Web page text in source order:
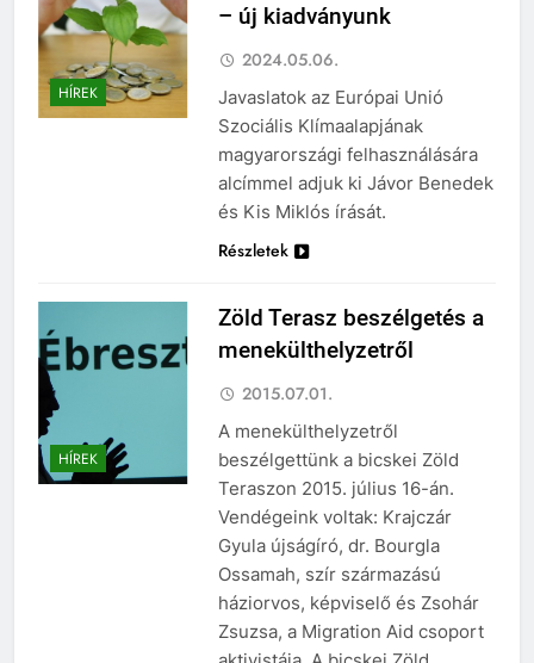
HÍREK
– új kiadványunk
2024.05.06.
Javaslatok az Európai Unió
Szociális Klímaalapjának
magyarországi felhasználására
alcímmel adjuk ki Jávor Benedek
és Kis Miklós írását.
Részletek
HÍREK
Zöld Terasz beszélgetés a
menekülthelyzetről
2015.07.01.
A menekülthelyzetről
beszélgettünk a bicskei Zöld
Teraszon 2015. július 16-án.
Vendégeink voltak: Krajczár
Gyula újságíró, dr. Bourgla
Ossamah, szír származású
háziorvos, képviselő és Zsohár
Zsuzsa, a Migration Aid csoport